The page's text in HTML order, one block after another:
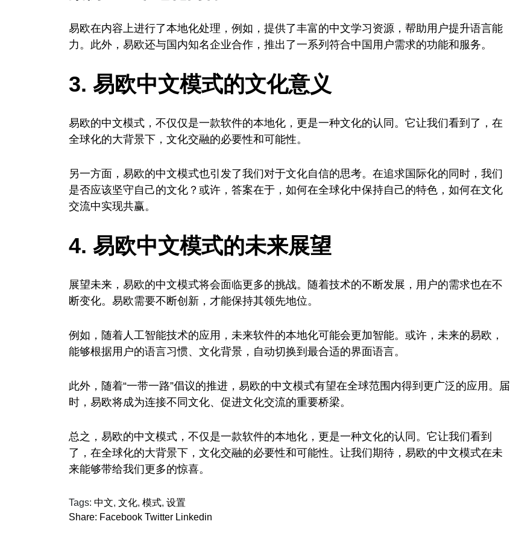
易欧在内容上进行了本地化处理，例如，提供了丰富的中文学习资源，帮助用户提升语言能
力。此外，易欧还与国内知名企业合作，推出了一系列符合中国用户需求的功能和服务。
3. 易欧中文模式的文化意义
易欧的中文模式，不仅仅是一款软件的本地化，更是一种文化的认同。它让我们看到了，在
全球化的大背景下，文化交融的必要性和可能性。
另一方面，易欧的中文模式也引发了我们对于文化自信的思考。在追求国际化的同时，我们
是否应该坚守自己的文化？或许，答案在于，如何在全球化中保持自己的特色，如何在文化
交流中实现共赢。
4. 易欧中文模式的未来展望
展望未来，易欧的中文模式将会面临更多的挑战。随着技术的不断发展，用户的需求也在不
断变化。易欧需要不断创新，才能保持其领先地位。
例如，随着人工智能技术的应用，未来软件的本地化可能会更加智能。或许，未来的易欧，
能够根据用户的语言习惯、文化背景，自动切换到最合适的界面语言。
此外，随着“一带一路”倡议的推进，易欧的中文模式有望在全球范围内得到更广泛的应用。届
时，易欧将成为连接不同文化、促进文化交流的重要桥梁。
总之，易欧的中文模式，不仅是一款软件的本地化，更是一种文化的认同。它让我们看到
了，在全球化的大背景下，文化交融的必要性和可能性。让我们期待，易欧的中文模式在未
来能够带给我们更多的惊喜。
Tags: 中文, 文化, 模式, 设置
Share: Facebook Twitter Linkedin